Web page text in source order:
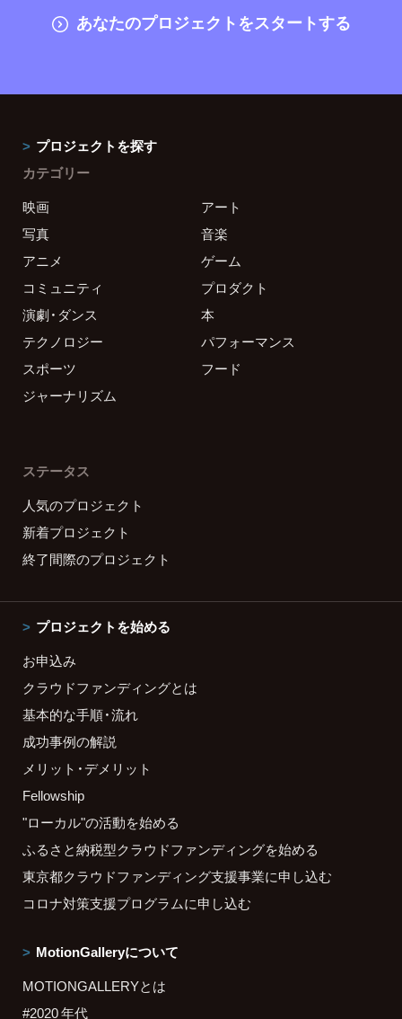
あなたのプロジェクトをスタートする
プロジェクトを探す
カテゴリー
映画
アート
写真
音楽
アニメ
ゲーム
コミュニティ
プロダクト
演劇・ダンス
本
テクノロジー
パフォーマンス
スポーツ
フード
ジャーナリズム
ステータス
人気のプロジェクト
新着プロジェクト
終了間際のプロジェクト
プロジェクトを始める
お申込み
クラウドファンディングとは
基本的な手順・流れ
成功事例の解説
メリット・デメリット
Fellowship
"ローカル"の活動を始める
ふるさと納税型クラウドファンディングを始める
東京都クラウドファンディング支援事業に申し込む
コロナ対策支援プログラムに申し込む
MotionGalleryについて
MOTIONGALLERYとは
#2020 年代